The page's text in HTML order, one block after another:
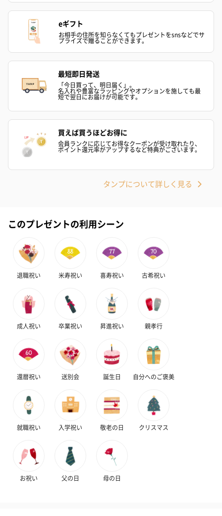
eギフト
お相手の住所を知らなくてもプレゼントをsnsなどでサ
プライズで贈ることができます。
最短即日発送
「今日買って、明日届く」。
名入れや豊富なラッピングやオプションを施しても最
短で翌日にお届けが可能です。
買えば買うほどお得に
会員ランクに応じてお得なクーポンが受け取れたり、
ポイント還元率がアップするなど特典がございます。
タンプについて詳しく見る
このプレゼントの利用シーン
退職祝い 米寿祝い 喜寿祝い 古希祝い
成人祝い 卒業祝い 昇進祝い 親孝行
還暦祝い 送別会 誕生日 自分へのご褒美
就職祝い 入学祝い 敬老の日 クリスマス
お祝い 父の日 母の日